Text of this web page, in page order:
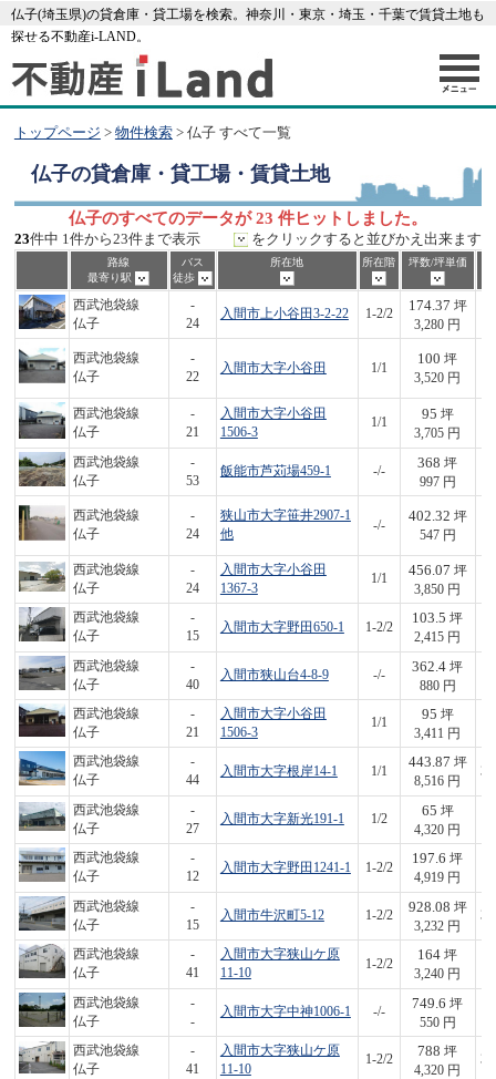
仏子(埼玉県)の貸倉庫・貸工場を検索。神奈川・東京・埼玉・千葉で賃貸土地も
探せる不動産i-LAND。
トップページ > 物件検索> 仏子 すべて一覧
仏子の貸倉庫・貸工場・賃貸土地
仏子のすべてのデータが 23 件ヒットしました。
23件中 1件から23件まで表示 をクリックすると並びかえ出来ます
路線
最寄り駅
バス
徒歩
所在地 所在階 坪数/坪単価
西武池袋線
仏子
-
24
入間市上小谷田3-2-22 1-2/2
174.37 坪
3,280 円
西武池袋線
仏子
-
22
入間市大字小谷田 1/1
100 坪
3,520 円
西武池袋線
仏子
-
21
入間市大字小谷田
1506-3
1/1
95 坪
3,705 円
西武池袋線
仏子
-
53
飯能市芦苅場459-1 -/-
368 坪
997 円
西武池袋線
仏子
-
24
狭山市大字笹井2907-1
他
-/-
402.32 坪
547 円
西武池袋線
仏子
-
24
入間市大字小谷田
1367-3
1/1
456.07 坪
3,850 円
西武池袋線
仏子
-
15
入間市大字野田650-1 1-2/2
103.5 坪
2,415 円
西武池袋線
仏子
-
40
入間市狭山台4-8-9 -/-
362.4 坪
880 円
西武池袋線
仏子
-
21
入間市大字小谷田
1506-3
1/1
95 坪
3,411 円
西武池袋線
仏子
-
44
入間市大字根岸14-1 1/1
443.87 坪
8,516 円
西武池袋線
仏子
-
27
入間市大字新光191-1 1/2
65 坪
4,320 円
西武池袋線
仏子
-
12
入間市大字野田1241-1 1-2/2
197.6 坪
4,919 円
西武池袋線
仏子
-
15
入間市牛沢町5-12 1-2/2
928.08 坪
3,232 円
西武池袋線
仏子
-
41
入間市大字狭山ケ原
11-10
1-2/2
164 坪
3,240 円
西武池袋線
仏子
-
-
入間市大字中神1006-1 -/-
749.6 坪
550 円
西武池袋線
仏子
-
41
入間市大字狭山ケ原
11-10
1-2/2
788 坪
4,320 円